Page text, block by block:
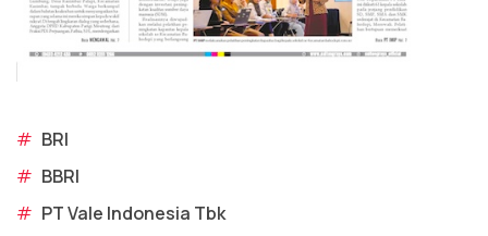
# BRI
# BBRI
# PT Vale Indonesia Tbk